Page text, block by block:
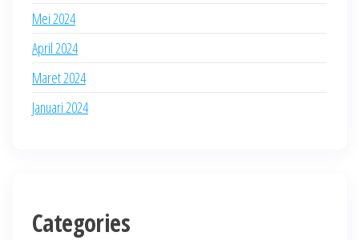
Mei 2024
April 2024
Maret 2024
Januari 2024
Categories